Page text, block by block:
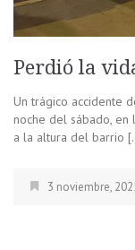
Perdió la
Un trágico accidente
noche del sábado, en
a la altura del barrio
3 noviembre,